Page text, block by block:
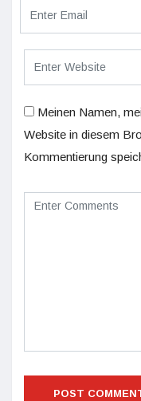
Meinen Namen,
Website in diesem
Kommentierung